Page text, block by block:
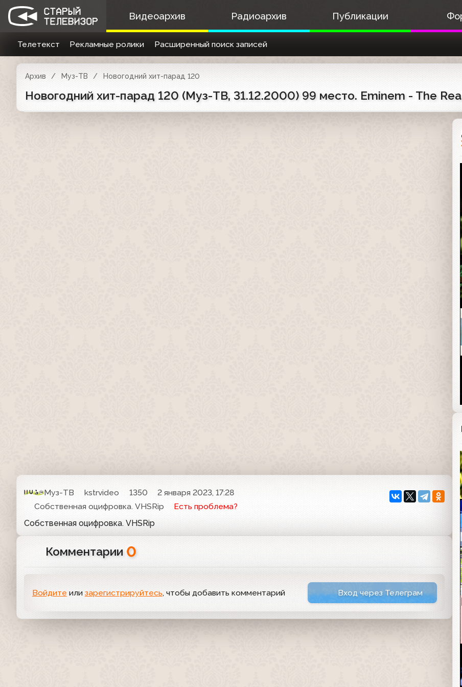
Видеоархив Радиоархив Публикации
Телетекст Рекламные ролики Расширенный поиск записей
Архив Муз-ТВ Новогодний хит-парад 120
Новогодний хит-парад 120 (Муз-ТВ, 31.12.2000) 99 место. Eminem - The
Муз-ТВ kstrvideo 1350
2 января 2023, 17:28
Собственная оцифровка. VHSRip
Есть проблема?
Собственная оцифровка. VHSRip
Комментарии 0
Войдите или зарегистрируйтесь, чтобы добавить комментарий Вход через Телеграм